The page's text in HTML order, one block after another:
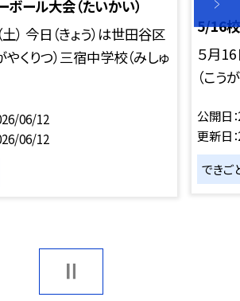
ール大会（たいかい）
土） 今日（きょう）は世田谷区
やくりつ）三宿中学校（みしゅ
06/12
06/12
5/16校
５月16
（こう
公開日
更新日
できご